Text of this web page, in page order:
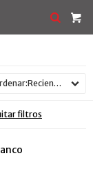
Recientes
filtros